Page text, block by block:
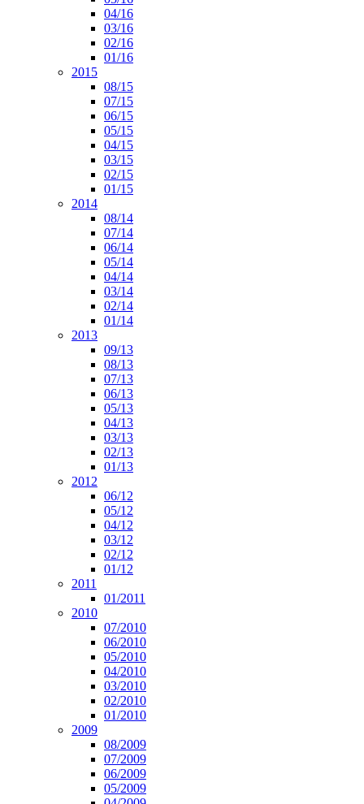
04/16
03/16
02/16
01/16
2015
08/15
07/15
06/15
05/15
04/15
03/15
02/15
01/15
2014
08/14
07/14
06/14
05/14
04/14
03/14
02/14
01/14
2013
09/13
08/13
07/13
06/13
05/13
04/13
03/13
02/13
01/13
2012
06/12
05/12
04/12
03/12
02/12
01/12
2011
01/2011
2010
07/2010
06/2010
05/2010
04/2010
03/2010
02/2010
01/2010
2009
08/2009
07/2009
06/2009
05/2009